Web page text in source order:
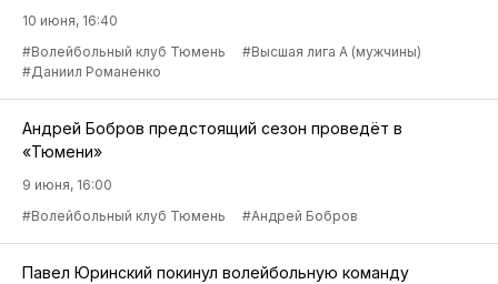
10 июня, 16:40
#Волейбольный клуб Тюмень
#Высшая лига А (мужчины)
#Даниил Романенко
Андрей Бобров предстоящий сезон проведёт в
«Тюмени»
9 июня, 16:00
#Волейбольный клуб Тюмень
#Андрей Бобров
Павел Юринский покинул волейбольную команду